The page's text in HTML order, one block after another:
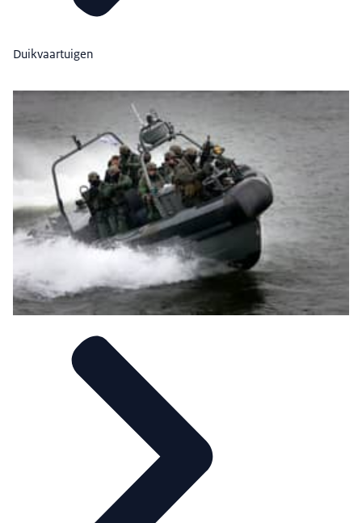
Duikvaartuigen